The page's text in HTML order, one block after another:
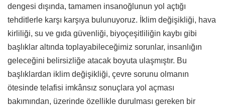
dengesi dışında, tamamen insanoğlunun yol açtığı
tehditlerle karşı karşıya bulunuyoruz. İklim değişikliği, hava
kirliliği, su ve gıda güvenliği, biyoçeşitliliğin kaybı gibi
başlıklar altında toplayabileceğimiz sorunlar, insanlığın
geleceğini belirsizliğe atacak boyuta ulaşmıştır. Bu
başlıklardan iklim değişikliği, çevre sorunu olmanın
ötesinde telafisi imkânsız sonuçlara yol açması
bakımından, üzerinde özellikle durulması gereken bir